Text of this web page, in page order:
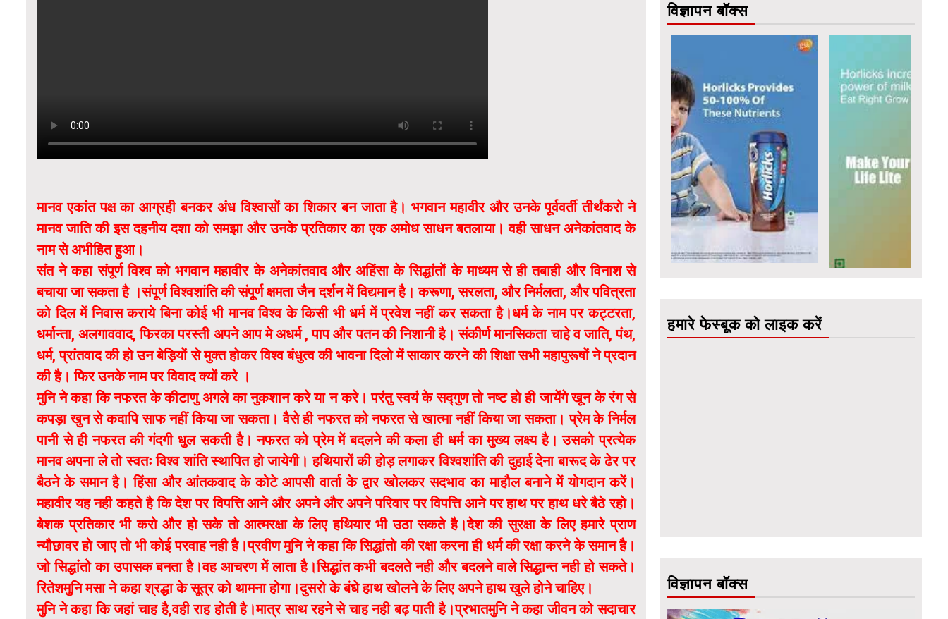
मानव एकांत पक्ष का आग्रही बनकर अंध विश्वासों का शिकार बन जाता है। भगवान महावीर और उनके पूर्ववर्ती तीर्थंकरो ने
मानव जाति की इस दहनीय दशा को समझा और उनके प्रतिकार का एक अमोध साधन बतलाया। वही साधन अनेकांतवाद के
नाम से अभीहित हुआ।
संत ने कहा संपूर्ण विश्व को भगवान महावीर के अनेकांतवाद और अहिंसा के सिद्धांतों के माध्यम से ही तबाही और विनाश से
बचाया जा सकता है ।संपूर्ण विश्वशांति की संपूर्ण क्षमता जैन दर्शन में विद्यमान है। करूणा, सरलता, और निर्मलता, और पवित्रता
को दिल में निवास कराये बिना कोई भी मानव विश्व के किसी भी धर्म में प्रवेश नहीं कर सकता है।धर्म के नाम पर कट्टरता,
धर्मान्ता, अलगाववाद, फिरका परस्ती अपने आप मे अधर्म , पाप और पतन की निशानी है। संकीर्ण मानसिकता चाहे व जाति, पंथ,
धर्म, प्रांतवाद की हो उन बेड़ियों से मुक्त होकर विश्व बंधुत्व की भावना दिलो में साकार करने की शिक्षा सभी महापुरूषों ने प्रदान
की है। फिर उनके नाम पर विवाद क्यों करे ।
मुनि ने कहा कि नफरत के कीटाणु अगले का नुकशान करे या न करे। परंतु स्वयं के सद्गुण तो नष्ट हो ही जायेंगे खून के रंग से
कपड़ा खुन से कदापि साफ नहीं किया जा सकता। वैसे ही नफरत को नफरत से खात्मा नहीं किया जा सकता। प्रेम के निर्मल
पानी से ही नफरत की गंदगी धुल सकती है। नफरत को प्रेम में बदलने की कला ही धर्म का मुख्य लक्ष्य है। उसको प्रत्येक
मानव अपना ले तो स्वतः विश्व शांति स्थापित हो जायेगी। हथियारों की होड़ लगाकर विश्वशांति की दुहाई देना बारूद के ढेर पर
बैठने के समान है। हिंसा और आंतकवाद के कोटे आपसी वार्ता के द्वार खोलकर सदभाव का माहौल बनाने में योगदान करें।
महावीर यह नही कहते है कि देश पर विपत्ति आने और अपने और अपने परिवार पर विपत्ति आने पर हाथ पर हाथ धरे बैठे रहो।
बेशक प्रतिकार भी करो और हो सके तो आत्मरक्षा के लिए हथियार भी उठा सकते है।देश की सुरक्षा के लिए हमारे प्राण
न्यौछावर हो जाए तो भी कोई परवाह नही है।प्रवीण मुनि ने कहा कि सिद्धांतो की रक्षा करना ही धर्म की रक्षा करने के समान है।
जो सिद्धांतो का उपासक बनता है।वह आचरण में लाता है।सिद्धांत कभी बदलते नही और बदलने वाले सिद्धान्त नही हो सकते।
रितेशमुनि मसा ने कहा श्रद्धा के सूत्र को थामना होगा।दुसरो के बंधे हाथ खोलने के लिए अपने हाथ खुले होने चाहिए।
मुनि ने कहा कि जहां चाह है,वही राह होती है।मात्र साथ रहने से चाह नही बढ़ पाती है।प्रभातमुनि ने कहा जीवन को सदाचार
विज्ञापन बॉक्स
हमारे फेस्बूक को लाइक करें
विज्ञापन बॉक्स